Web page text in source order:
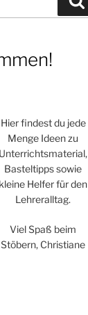
Hier findest du jede
Menge Ideen zu
Unterrichtsmaterial,
Basteltipps sowie
kleine Helfer für den
Lehreralltag.
Viel Spaß beim
Stöbern, Christiane